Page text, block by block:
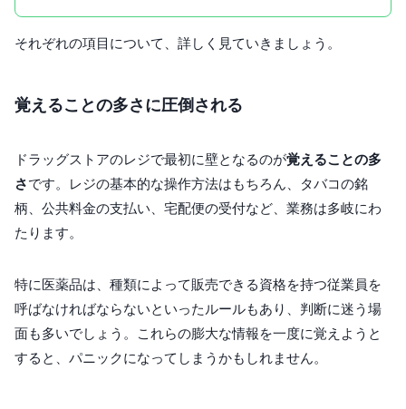
それぞれの項目について、詳しく見ていきましょう。
覚えることの多さに圧倒される
ドラッグストアのレジで最初に壁となるのが覚えることの多
さです。レジの基本的な操作方法はもちろん、タバコの銘
柄、公共料金の支払い、宅配便の受付など、業務は多岐にわ
たります。
特に医薬品は、種類によって販売できる資格を持つ従業員を
呼ばなければならないといったルールもあり、判断に迷う場
面も多いでしょう。これらの膨大な情報を一度に覚えようと
すると、パニックになってしまうかもしれません。